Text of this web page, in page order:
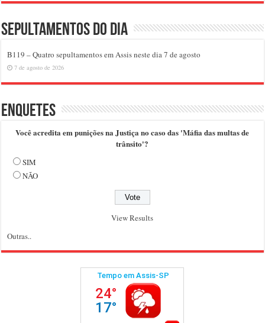
Sepultamentos do dia
B119 – Quatro sepultamentos em Assis neste dia 7 de agosto
7 de agosto de 2026
Enquetes
Você acredita em punições na Justiça no caso das 'Máfia das multas de
trânsito'?
SIM
NÃO
View Results
Outras..